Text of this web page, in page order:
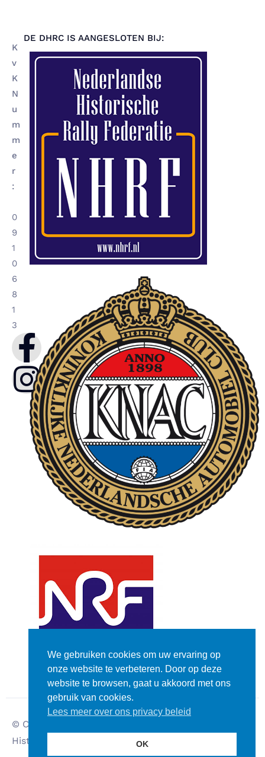
K
v
K
N
u
m
m
e
r
:
0
9
1
0
6
8
1
3
DE DHRC IS AANGESLOTEN BIJ:
© Copyright – Dutch
Historic Rally Club
We gebruiken cookies om uw ervaring op
onze website te verbeteren. Door op deze
website te browsen, gaat u akkoord met ons
gebruik van cookies.
Lees meer over ons privacy beleid
OK